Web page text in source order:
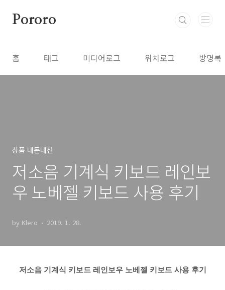
Pororo
홈 태그 미디어로그 위치로그 방명록
상품 내돈내산
저소음 기계식 키보드 레인보
우 노베젤 키보드 사용 후기
by Klero 2019. 1. 28.
저소음 기계식 키보드 레인보우 노베젤 키보드 사용 후기